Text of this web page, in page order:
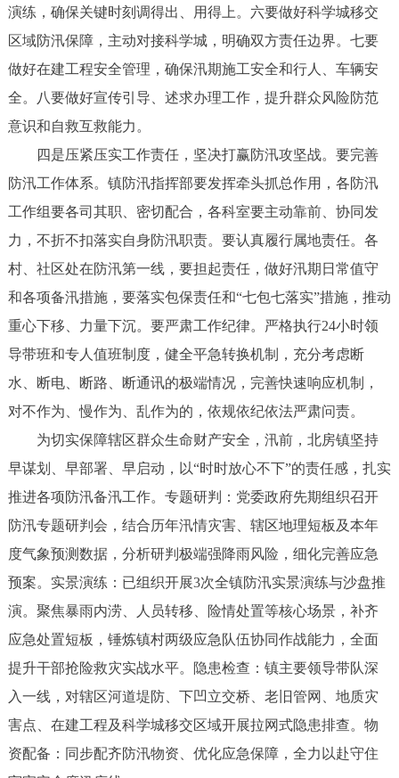
演练，确保关键时刻调得出、用得上。六要做好科学城移交
区域防汛保障，主动对接科学城，明确双方责任边界。七要
做好在建工程安全管理，确保汛期施工安全和行人、车辆安
全。八要做好宣传引导、述求办理工作，提升群众风险防范
意识和自救互救能力。
四是压紧压实工作责任，坚决打赢防汛攻坚战。要完善
防汛工作体系。镇防汛指挥部要发挥牵头抓总作用，各防汛
工作组要各司其职、密切配合，各科室要主动靠前、协同发
力，不折不扣落实自身防汛职责。要认真履行属地责任。各
村、社区处在防汛第一线，要担起责任，做好汛期日常值守
和各项备汛措施，要落实包保责任和“七包七落实”措施，推动
重心下移、力量下沉。要严肃工作纪律。严格执行24小时领
导带班和专人值班制度，健全平急转换机制，充分考虑断
水、断电、断路、断通讯的极端情况，完善快速响应机制，
对不作为、慢作为、乱作为的，依规依纪依法严肃问责。
为切实保障辖区群众生命财产安全，汛前，北房镇坚持
早谋划、早部署、早启动，以“时时放心不下”的责任感，扎实
推进各项防汛备汛工作。专题研判：党委政府先期组织召开
防汛专题研判会，结合历年汛情灾害、辖区地理短板及本年
度气象预测数据，分析研判极端强降雨风险，细化完善应急
预案。实景演练：已组织开展3次全镇防汛实景演练与沙盘推
演。聚焦暴雨内涝、人员转移、险情处置等核心场景，补齐
应急处置短板，锤炼镇村两级应急队伍协同作战能力，全面
提升干部抢险救灾实战水平。隐患检查：镇主要领导带队深
入一线，对辖区河道堤防、下凹立交桥、老旧管网、地质灾
害点、在建工程及科学城移交区域开展拉网式隐患排查。物
资配备：同步配齐防汛物资、优化应急保障，全力以赴守住